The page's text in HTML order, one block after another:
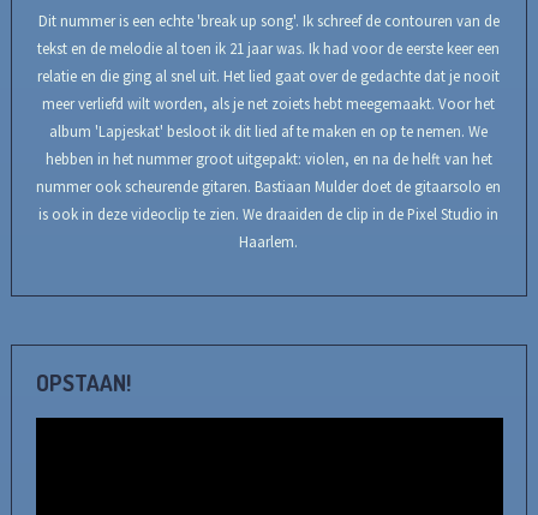
Dit nummer is een echte 'break up song'. Ik schreef de contouren van de
tekst en de melodie al toen ik 21 jaar was. Ik had voor de eerste keer een
relatie en die ging al snel uit. Het lied gaat over de gedachte dat je nooit
meer verliefd wilt worden, als je net zoiets hebt meegemaakt. Voor het
album 'Lapjeskat' besloot ik dit lied af te maken en op te nemen. We
hebben in het nummer groot uitgepakt: violen, en na de helft van het
nummer ook scheurende gitaren. Bastiaan Mulder doet de gitaarsolo en
is ook in deze videoclip te zien. We draaiden de clip in de Pixel Studio in
Haarlem.
OPSTAAN!